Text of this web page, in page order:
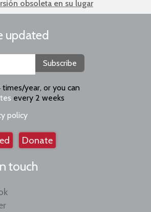
obsoleta en su lugar
updated
Subscribe
year, or you can
every 2 weeks
policy
Donate
touch